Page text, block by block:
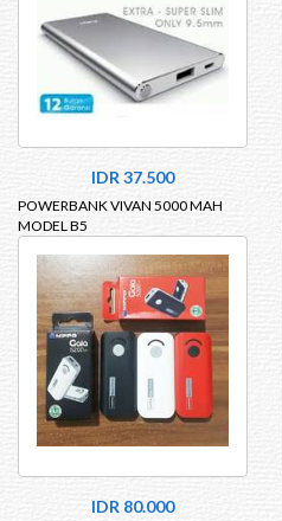
IDR 37.500
POWERBANK VIVAN 5000 MAH
MODEL B5
IDR 80.000